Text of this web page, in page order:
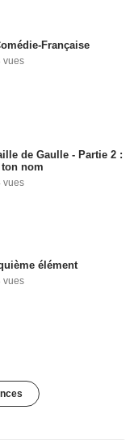
Française
vues
de Gaulle - Partie 2 :
ton nom
vues
élément
vues